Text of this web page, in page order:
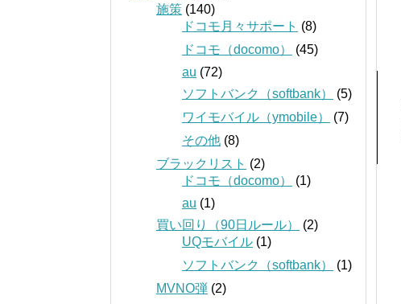
施策 (140)
ドコモ月々サポート (8)
ドコモ（docomo）
(45)
au (72)
ソフトバンク（softbank）
(5)
ワイモバイル（ymobile）
(7)
その他 (8)
ブラックリスト (2)
ドコモ（docomo）
(1)
au (1)
買い回り（90日ルール）
(2)
UQモバイル (1)
ソフトバンク（softbank）
(1)
MVNO弾 (2)